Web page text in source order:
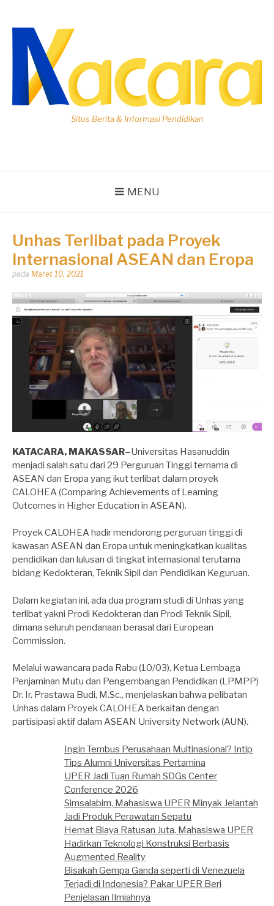
konten
Situs Berita & Informasi Pendidikan
MENU
Unhas Terlibat pada Proyek
Internasional ASEAN dan Eropa
Dipos
Dhirga
Erlangga
pada Maret 10, 2021
KATACARA, MAKASSAR–Universitas Hasanuddin
menjadi salah satu dari 29 Perguruan Tinggi ternama di
ASEAN dan Eropa yang ikut terlibat dalam proyek
CALOHEA (Comparing Achievements of Learning
Outcomes in Higher Education in ASEAN).
Proyek CALOHEA hadir mendorong perguruan tinggi di
kawasan ASEAN dan Eropa untuk meningkatkan kualitas
pendidikan dan lulusan di tingkat internasional terutama
bidang Kedokteran, Teknik Sipil dan Pendidikan Keguruan.
Dalam kegiatan ini, ada dua program studi di Unhas yang
terlibat yakni Prodi Kedokteran dan Prodi Teknik Sipil,
dimana seluruh pendanaan berasal dari European
Commission.
Melalui wawancara pada Rabu (10/03), Ketua Lembaga
Penjaminan Mutu dan Pengembangan Pendidikan (LPMPP)
Dr. Ir. Prastawa Budi, M.Sc., menjelaskan bahwa pelibatan
Unhas dalam Proyek CALOHEA berkaitan dengan
partisipasi aktif dalam ASEAN University Network (AUN).
Ingin Tembus Perusahaan Multinasional? Intip
Tips Alumni Universitas Pertamina
UPER Jadi Tuan Rumah SDGs Center
Conference 2026
Simsalabim, Mahasiswa UPER Minyak Jelantah
Jadi Produk Perawatan Sepatu
Hemat Biaya Ratusan Juta, Mahasiswa UPER
Hadirkan Teknologi Konstruksi Berbasis
Augmented Reality
Bisakah Gempa Ganda seperti di Venezuela
Terjadi di Indonesia? Pakar UPER Beri
Penjelasan Ilmiahnya